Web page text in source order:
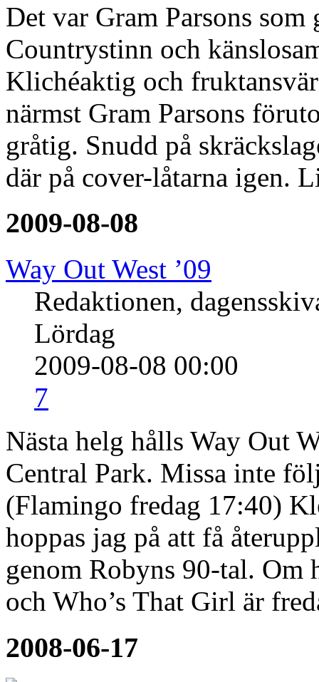
Det var Gram Parsons
Countrystinn och
Klichéaktig och
närmst Gram Parsons
gråtig. Snudd på
där på cover-låtarna
2009-08-08
Way Out West ’09
Redaktionen,
Lördag
2009-08-08 00:00
7
Nästa helg hålls Way Out
Central Park. Missa inte
(Flamingo fredag 17:40)
hoppas jag på att få
genom Robyns 90-tal. Om
och Who’s That Girl är
2008-06-17